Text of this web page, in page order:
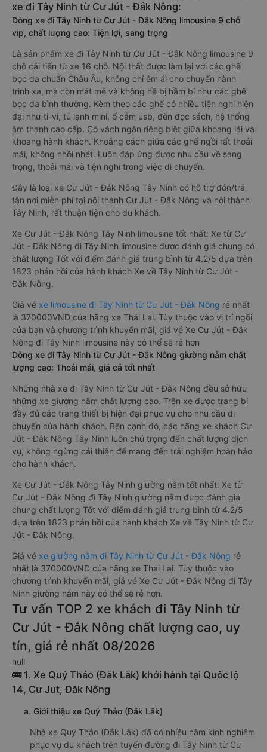
xe đi Tây Ninh từ Cư Jút - Đắk Nông:
Dòng xe đi Tây Ninh từ Cư Jút - Đắk Nông limousine 9 chỗ
vip, chất lượng cao: Tiện lợi, sang trọng
Là sản phẩm xe đi Tây Ninh từ Cư Jút - Đắk Nông limousine 9
chỗ cải tiến từ xe 16 chỗ. Nội thất được làm lại với các ghế
bọc da chuẩn Châu Âu, không chỉ êm ái cho chuyến hành
trình xa, mà còn mát mẻ và không hề bị hầm bí như các ghế
bọc da bình thường. Kèm theo các ghế có nhiều tiện nghi hiện
đại như ti-vi, tủ lạnh mini, ổ cắm usb, đèn đọc sách, hệ thống
âm thanh cao cấp. Có vách ngăn riêng biệt giữa khoang lái và
khoang hành khách. Khoảng cách giữa các ghế ngồi rất thoải
mái, không nhồi nhét. Luôn đáp ứng được nhu cầu về sang
trọng, thoải mái và tiện nghi trong việc di chuyển.
Đây là loại xe Cư Jút - Đắk Nông Tây Ninh có hỗ trợ đón/trả
tận nơi miễn phí tại nội thành Cư Jút - Đắk Nông và nội thành
Tây Ninh, rất thuận tiện cho du khách.
Xe Cư Jút - Đắk Nông Tây Ninh limousine tốt nhất: Xe từ Cư
Jút - Đắk Nông đi Tây Ninh limousine được đánh giá chung có
chất lượng Tốt với điểm đánh giá trung bình từ 4.2/5 dựa trên
1823 phản hồi của hành khách Xe về Tây Ninh từ Cư Jút -
Đắk Nông.
Giá vé xe limousine đi Tây Ninh từ Cư Jút - Đắk Nông rẻ nhất
là 370000VND của hãng xe Thái Lai. Tùy thuộc vào vị trí ngồi
của bạn và chương trình khuyến mãi, giá vé Xe Cư Jút - Đắk
Nông đi Tây Ninh limousine này có thể sẽ rẻ hơn
Dòng xe đi Tây Ninh từ Cư Jút - Đắk Nông giường nằm chất
lượng cao: Thoải mái, giá cả tốt nhất
Những nhà xe đi Tây Ninh từ Cư Jút - Đắk Nông đều sở hữu
những xe giường nằm chất lượng cao. Trên xe được trang bị
đầy đủ các trang thiết bị hiện đại phục vụ cho nhu cầu di
chuyển của hành khách. Bên cạnh đó, các hãng xe khách Cư
Jút - Đắk Nông Tây Ninh luôn chú trọng đến chất lượng dịch
vụ, không ngừng cải thiện để mang đến trải nghiệm hoàn hảo
cho hành khách.
Xe Cư Jút - Đắk Nông Tây Ninh giường nằm tốt nhất: Xe từ
Cư Jút - Đắk Nông đi Tây Ninh giường nằm được đánh giá
chung chất lượng Tốt với điểm đánh giá trung bình từ 4.2/5
dựa trên 1823 phản hồi của hành khách Xe về Tây Ninh từ Cư
Jút - Đắk Nông.
Giá vé xe giường nằm đi Tây Ninh từ Cư Jút - Đắk Nông rẻ
nhất là 370000VND của hãng xe Thái Lai. Tùy thuộc vào
chương trình khuyến mãi, giá vé Xe Cư Jút - Đắk Nông đi Tây
Ninh giường nằm này có thể sẽ rẻ hơn.
Tư vấn TOP 2 xe khách đi Tây Ninh từ
Cư Jút - Đắk Nông chất lượng cao, uy
tín, giá rẻ nhất 08/2026
null
🚌 1. Xe Quý Thảo (Đắk Lắk) khởi hành tại Quốc lộ
14, Cư Jut, Đăk Nông
a. Giới thiệu xe Quý Thảo (Đắk Lắk)
Nhà xe Quý Thảo (Đắk Lắk) đã có nhiều năm kinh nghiệm
phục vụ du khách trên tuyến đường đi Tây Ninh từ Cư